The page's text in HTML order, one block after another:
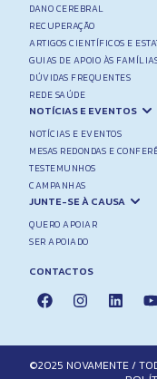
DANO CEREBRAL
RECUPERAÇÃO
ARTIGOS CIENTÍFICOS E
GUIAS DE APOIO ÀS
DÚVIDAS FREQUENTES
REDE SAÚDE
NOTÍCIAS E EVENTOS
NOTÍCIAS E EVENTOS
MESAS REDONDAS E
TESTEMUNHOS
CAMPANHAS
JUNTE-SE À CAUSA
QUERO APOIAR
SER APOIADO
CONTACTOS
©2025 NOVAMENTE /